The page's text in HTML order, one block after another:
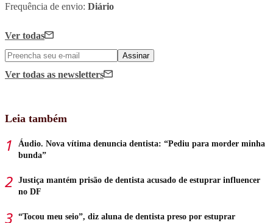
Frequência de envio: Diário
Ver todas
Assinar
Ver todas as newsletters
Leia também
Áudio. Nova vítima denuncia dentista: “Pediu para morder minha
bunda”
Justiça mantém prisão de dentista acusado de estuprar influencer
no DF
“Tocou meu seio”, diz aluna de dentista preso por estuprar